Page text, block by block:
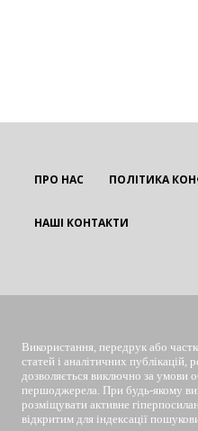
ПРО НАС ПОЛІТИКА
НАШІ КОНТАКТИ
Використання, передрук або
статей і аналітичних публікацій,
дозволяється виключно за умови
першоджерела. При будь-якому
розміщувати активне
відкритим для індексації